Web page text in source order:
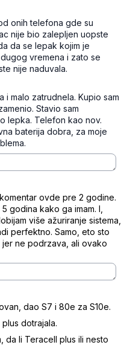
onih telefona gde su
nije bio zalepljen uopste
da se lepak kojim je
vremena i zato se
nije naduvala.
i malo zatrudnela. Kupio sam
Stavio sam
lepka. Telefon kao nov.
baterija dobra, za moje
ovde pre 2 godine.
godina kako ga imam. I,
više ažuriranje sistema,
perfektno. Samo, eto sto
ne podrzava, ali ovako
dao S7 i 80e za S10e.
dotrajala.
da li Teracell plus ili nesto